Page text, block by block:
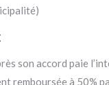
son accord paie
remboursée à 50%